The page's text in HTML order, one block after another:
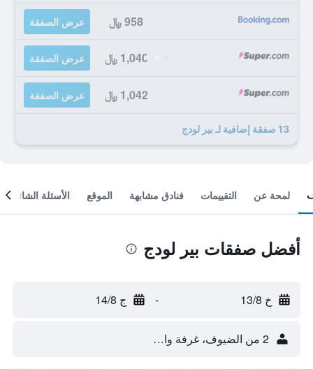
958 ﷼ عرض الصفقة
1,040 ﷼ عرض الصفقة
1,042 ﷼ عرض الصفقة
13 صفقة إضافية لـ بير لودج
لمحة عن التقييمات فنادق مشابهة الموقع الأسئلة الشائعة
أفضل صفقات بير لودج
خ 13/8 - ج 14/8
2 من الضيوف، غرفة واحدة